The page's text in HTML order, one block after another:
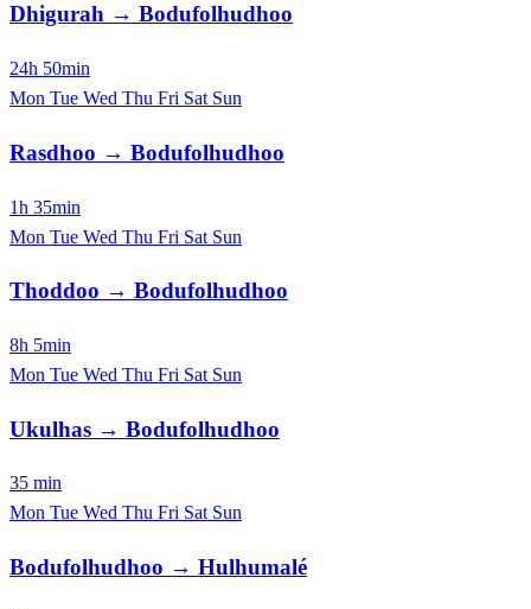
Dhigurah → Bodufolhudhoo
24h 50min
Mon Tue Wed Thu Fri Sat Sun
Rasdhoo → Bodufolhudhoo
1h 35min
Mon Tue Wed Thu Fri Sat Sun
Thoddoo → Bodufolhudhoo
8h 5min
Mon Tue Wed Thu Fri Sat Sun
Ukulhas → Bodufolhudhoo
35 min
Mon Tue Wed Thu Fri Sat Sun
Bodufolhudhoo → Hulhumalé